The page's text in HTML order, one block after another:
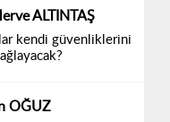
ALTINTAŞ
kendi güvenliklerini
OĞUZ